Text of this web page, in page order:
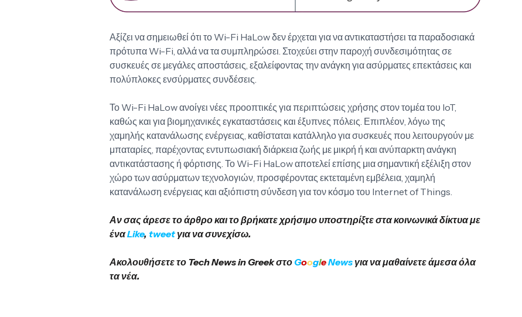
Αξίζει να σημειωθεί ότι το Wi-Fi HaLow δεν έρχεται για να αντικαταστήσει τα παραδοσιακά
πρότυπα Wi-Fi, αλλά να τα συμπληρώσει. Στοχεύει στην παροχή συνδεσιμότητας σε
συσκευές σε μεγάλες αποστάσεις, εξαλείφοντας την ανάγκη για ασύρματες επεκτάσεις και
πολύπλοκες ενσύρματες συνδέσεις.
Το Wi-Fi HaLow ανοίγει νέες προοπτικές για περιπτώσεις χρήσης στον τομέα του IoT,
καθώς και για βιομηχανικές εγκαταστάσεις και έξυπνες πόλεις. Επιπλέον, λόγω της
χαμηλής κατανάλωσης ενέργειας, καθίσταται κατάλληλο για συσκευές που λειτουργούν με
μπαταρίες, παρέχοντας εντυπωσιακή διάρκεια ζωής με μικρή ή και ανύπαρκτη ανάγκη
αντικατάστασης ή φόρτισης. Το Wi-Fi HaLow αποτελεί επίσης μια σημαντική εξέλιξη στον
χώρο των ασύρματων τεχνολογιών, προσφέροντας εκτεταμένη εμβέλεια, χαμηλή
κατανάλωση ενέργειας και αξιόπιστη σύνδεση για τον κόσμο του Internet of Things.
Αν σας άρεσε το άρθρο και το βρήκατε χρήσιμο υποστηρίξτε στα κοινωνικά δίκτυα με
έναLike, tweet για να συνεχίσω.
Ακολουθήσετε το Tech News in Greek στο GoogleNews για να μαθαίνετε άμεσα όλα
τα νέα.